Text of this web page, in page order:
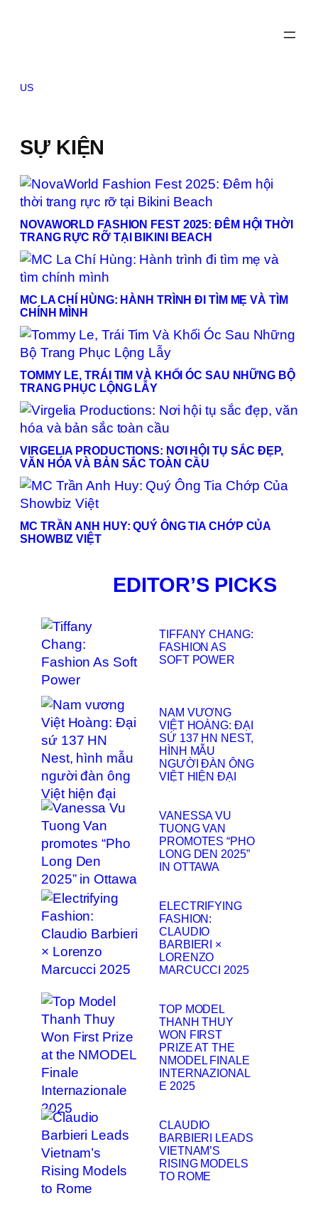
US
SỰ KIỆN
NOVAWORLD FASHION FEST 2025: ĐÊM HỘI THỜI
TRANG RỰC RỠ TẠI BIKINI BEACH
MC LA CHÍ HÙNG: HÀNH TRÌNH ĐI TÌM MẸ VÀ TÌM
CHÍNH MÌNH
TOMMY LE, TRÁI TIM VÀ KHỐI ÓC SAU NHỮNG BỘ
TRANG PHỤC LỘNG LẪY
VIRGELIA PRODUCTIONS: NƠI HỘI TỤ SẮC ĐẸP,
VĂN HÓA VÀ BẢN SẮC TOÀN CẦU
MC TRẦN ANH HUY: QUÝ ÔNG TIA CHỚP CỦA
SHOWBIZ VIỆT
EDITOR’S PICKS
TIFFANY CHANG:
FASHION AS
SOFT POWER
NAM VƯƠNG
VIỆT HOÀNG: ĐẠI
SỨ 137 HN NEST,
HÌNH MẪU
NGƯỜI ĐÀN ÔNG
VIỆT HIỆN ĐẠI
VANESSA VU
TUONG VAN
PROMOTES “PHO
LONG DEN 2025”
IN OTTAWA
ELECTRIFYING
FASHION:
CLAUDIO
BARBIERI ×
LORENZO
MARCUCCI 2025
TOP MODEL
THANH THUY
WON FIRST
PRIZE AT THE
NMODEL FINALE
INTERNAZIONAL
E 2025
CLAUDIO
BARBIERI LEADS
VIETNAM’S
RISING MODELS
TO ROME